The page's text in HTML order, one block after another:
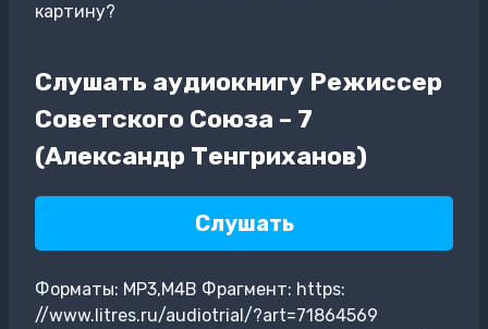
картину?
Слушать аудиокнигу Режиссер
Советского Союза – 7
(Александр Тенгриханов)
Слушать
Форматы: MP3,M4B Фрагмент: https:
//www.litres.ru/audiotrial/?art=71864569